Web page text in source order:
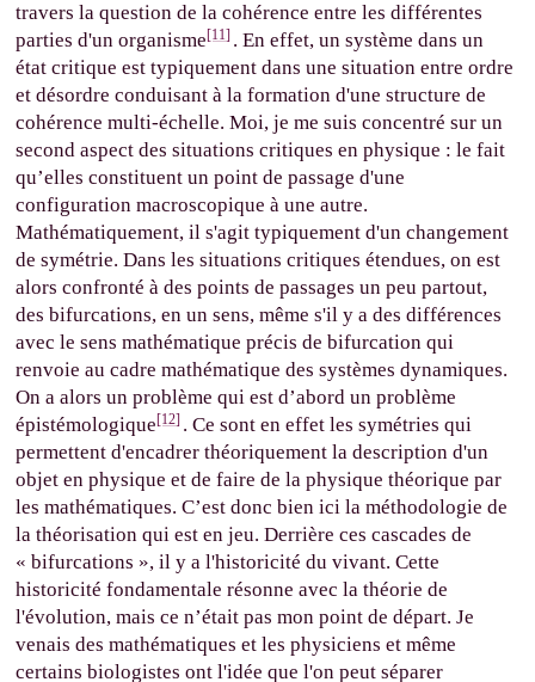
travers la question de la cohérence entre les différentes
parties d'un organisme[11] . En effet, un système dans un
état critique est typiquement dans une situation entre ordre
et désordre conduisant à la formation d'une structure de
cohérence multi-échelle. Moi, je me suis concentré sur un
second aspect des situations critiques en physique : le fait
qu’elles constituent un point de passage d'une
configuration macroscopique à une autre.
Mathématiquement, il s'agit typiquement d'un changement
de symétrie. Dans les situations critiques étendues, on est
alors confronté à des points de passages un peu partout,
des bifurcations, en un sens, même s'il y a des différences
avec le sens mathématique précis de bifurcation qui
renvoie au cadre mathématique des systèmes dynamiques.
On a alors un problème qui est d’abord un problème
épistémologique[12] . Ce sont en effet les symétries qui
permettent d'encadrer théoriquement la description d'un
objet en physique et de faire de la physique théorique par
les mathématiques. C’est donc bien ici la méthodologie de
la théorisation qui est en jeu. Derrière ces cascades de
« bifurcations », il y a l'historicité du vivant. Cette
historicité fondamentale résonne avec la théorie de
l'évolution, mais ce n’était pas mon point de départ. Je
venais des mathématiques et les physiciens et même
certains biologistes ont l'idée que l'on peut séparer